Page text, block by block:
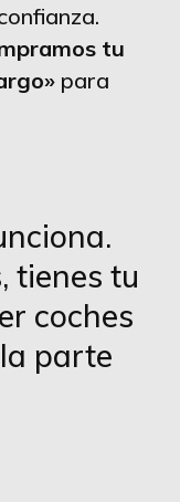
tu
para
tienes tu
coches
parte